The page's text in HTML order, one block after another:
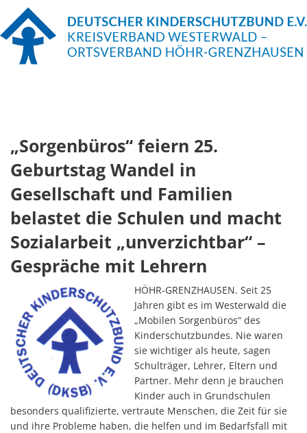
„Sorgenbüros“ feiern 25.
Geburtstag Wandel in
Gesellschaft und Familien
belastet die Schulen und macht
Sozialarbeit „unverzichtbar“ –
Gespräche mit Lehrern
HÖHR-GRENZHAUSEN. Seit 25
Jahren gibt es im Westerwald die
„Mobilen Sorgenbüros“ des
Kinderschutzbundes. Nie waren
sie wichtiger als heute, sagen
Schulträger, Lehrer, Eltern und
Partner. Mehr denn je brauchen
Kinder auch in Grundschulen
besonders qualifizierte, vertraute Menschen, die Zeit für sie
und ihre Probleme haben, die helfen und im Bedarfsfall mit